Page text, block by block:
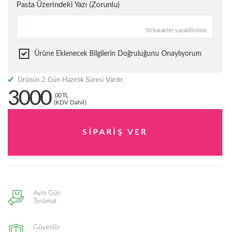
Pasta Üzerindeki Yazı (Zorunlu)
50 karakter yazabilirsiniz.
Ürüne Eklenecek Bilgilerin Doğruluğunu Onaylıyorum
Ürünün 2 Gün Hazırlık Süresi Vardır.
3000
,00 TL
(KDV Dahil)
Aynı Gün
Teslimat
Güvenilir